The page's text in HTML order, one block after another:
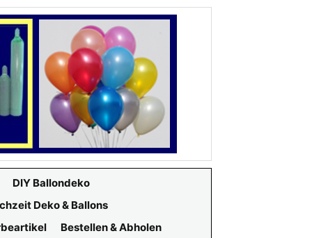
DIY Ballondeko
Deko & Ballons
Bestellen & Abholen